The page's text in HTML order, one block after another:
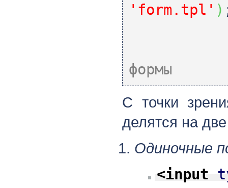
'form.tpl' )
формы
С точки
делятся на
Одиночные
<input